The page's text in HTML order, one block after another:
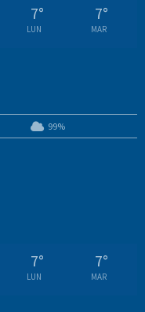
7°
LUN
7°
MAR
99%
7°
LUN
7°
MAR